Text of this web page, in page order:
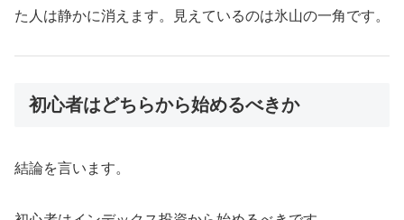
た人は静かに消えます。見えているのは氷山の一角です。
初心者はどちらから始めるべきか
結論を言います。